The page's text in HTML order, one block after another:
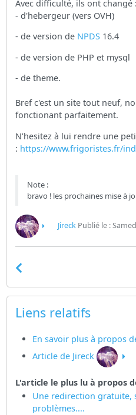
Avec difficulté, ils ont changé :
- d'hebergeur (vers OVH)
- de version de NPDS 16.4
- de version de PHP et mysql
- de theme.
Bref c'est un site tout neuf,
fonctionant parfaitement.
N'hesitez à lui rendre une
: https://www.frigoristes.fr/
Note :
bravo ! les prochaines mise à
JireckPublié le :
Liens relatifs
En savoir plus à propos
Article de Jireck
L'article le plus lu à propos
Une redirection gratuite,
problèmes....